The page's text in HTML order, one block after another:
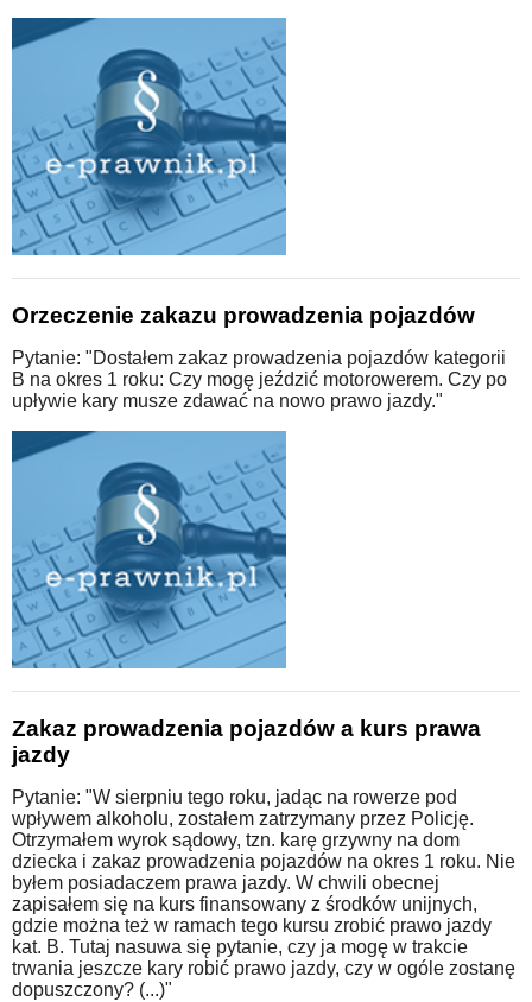
Orzeczenie zakazu prowadzenia pojazdów
Pytanie: "Dostałem zakaz prowadzenia pojazdów kategorii
B na okres 1 roku: Czy mogę jeździć motorowerem. Czy po
upływie kary musze zdawać na nowo prawo jazdy."
Zakaz prowadzenia pojazdów a kurs prawa
jazdy
Pytanie: "W sierpniu tego roku, jadąc na rowerze pod
wpływem alkoholu, zostałem zatrzymany przez Policję.
Otrzymałem wyrok sądowy, tzn. karę grzywny na dom
dziecka i zakaz prowadzenia pojazdów na okres 1 roku. Nie
byłem posiadaczem prawa jazdy. W chwili obecnej
zapisałem się na kurs finansowany z środków unijnych,
gdzie można też w ramach tego kursu zrobić prawo jazdy
kat. B. Tutaj nasuwa się pytanie, czy ja mogę w trakcie
trwania jeszcze kary robić prawo jazdy, czy w ogóle zostanę
dopuszczony? (...)"